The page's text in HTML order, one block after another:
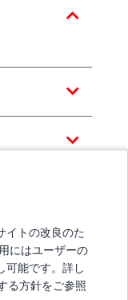
イトの改良のた
にはユーザーの
可能です。詳し
る方針をご参照